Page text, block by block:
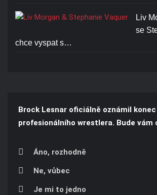
Liv
se
chce vyspat s…
Brock Lesnar oficiálně oznámil
profesionálního wrestlera. Bude vám
Áno, rozhodně
Ne, vůbec
Je mi to jedno